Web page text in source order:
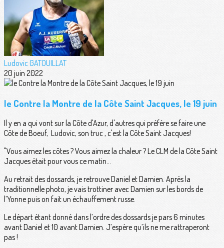
Ludovic GATOUILLAT
20 juin 2022
le Contre la Montre de la Côte Saint Jacques, le 19 juin
Il y en a qui vont sur la Côte d'Azur, d'autres qui préfére se faire une
Côte de Boeuf, Ludovic, son truc , c'est la Côte Saint Jacques!
"Vous aimez les côtes ? Vous aimez la chaleur ? Le CLM de la Côte Saint
Jacques était pour vous ce matin…
Au retrait des dossards, je retrouve Daniel et Damien. Après la
traditionnelle photo, je vais trottiner avec Damien sur les bords de
l’Yonne puis on fait un échauffement russe.
Le départ étant donné dans l’ordre des dossards je pars 6 minutes
avant Daniel et 10 avant Damien. J’espère qu’ils ne me rattraperont
pas !